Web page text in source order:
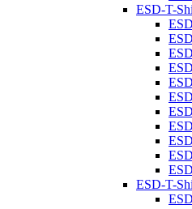
ESD-T-
ESD-T-